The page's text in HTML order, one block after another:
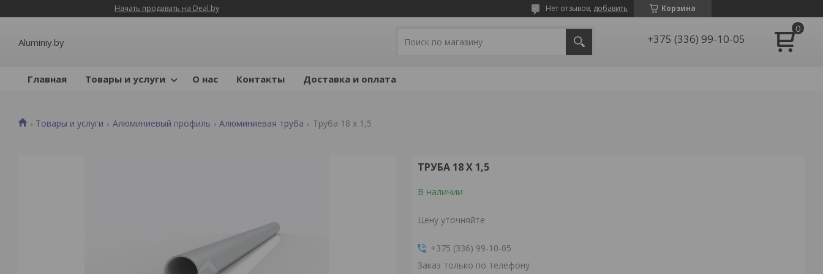
Начать продавать на Deal.by Корзина
Нет отзывов, добавить
Aluminiy.by +375 (336) 99-10-05
Главная Товары и услуги О нас Контакты Доставка и оплата
Товары и услуги Алюминиевый профиль Алюминиевая труба Труба 18 x 1,5
ТРУБА 18 X 1,5
В наличии
Цену уточняйте
+375 (336) 99-10-05
Заказ только по телефону